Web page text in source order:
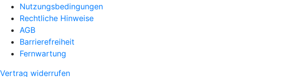
Nutzungsbedingungen
Rechtliche Hinweise
AGB
Barrierefreiheit
Fernwartung
Vertrag widerrufen